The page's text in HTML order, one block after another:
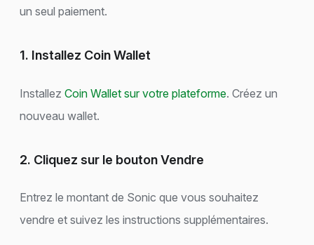
un seul paiement.
1. Installez Coin Wallet
Installez Coin Wallet sur votre plateforme. Créez un
nouveau wallet.
2. Cliquez sur le bouton Vendre
Entrez le montant de Sonic que vous souhaitez
vendre et suivez les instructions supplémentaires.